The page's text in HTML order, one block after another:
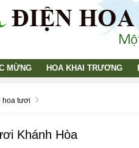
MỪNG HOA KHAI TRƯƠNG
hoa tươi
Khánh Hòa